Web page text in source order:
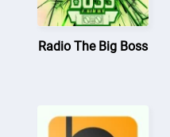
Radio The Big Boss